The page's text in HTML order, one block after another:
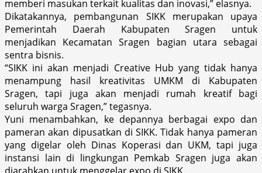
memberi masukan terkait kualitas dan inovasi,” elasnya.
Dikatakannya, pembangunan SIKK merupakan upaya
Pemerintah Daerah Kabupaten Sragen untuk
menjadikan Kecamatan Sragen bagian utara sebagai
sentra bisnis.
“SIKK ini akan menjadi Creative Hub yang tidak hanya
menampung hasil kreativitas UMKM di Kabupaten
Sragen, tapi juga akan menjadi rumah kreatif bagi
seluruh warga Sragen,” tegasnya.
Yuni menambahkan, ke depannya berbagai expo dan
pameran akan dipusatkan di SIKK. Tidak hanya pameran
yang digelar oleh Dinas Koperasi dan UKM, tapi juga
instansi lain di lingkungan Pemkab Sragen juga akan